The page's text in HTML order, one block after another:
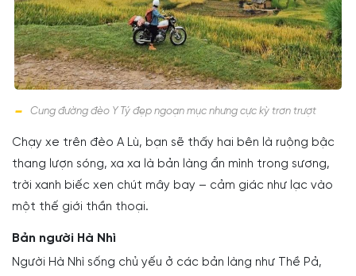
Cung đường đèo Y Tý đẹp ngoạn mục nhưng cực kỳ trơn trượt
Chạy xe trên đèo A Lù, bạn sẽ thấy hai bên là ruộng bậc
thang lượn sóng, xa xa là bản làng ẩn mình trong sương,
trời xanh biếc xen chút mây bay – cảm giác như lạc vào
một thế giới thần thoại.
Bản người Hà Nhì
Người Hà Nhì sống chủ yếu ở các bản làng như Thề Pả,